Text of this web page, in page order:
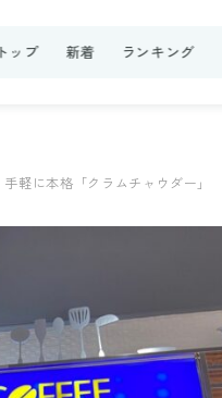
トップ 新着 ランキング
軽に本格「クラムチャウダー」